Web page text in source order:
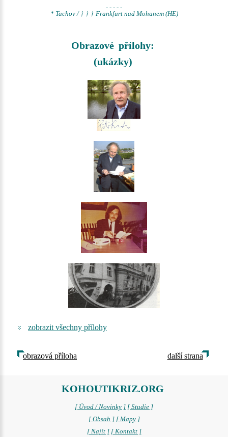
- - - - -
* Tachov / † † † Frankfurt nad Mohanem (HE)
Obrazové přílohy:
(ukázky)
zobrazit všechny přílohy
obrazová příloha další strana
KOHOUTIKRIZ.ORG
[ Úvod / Novinky ] [ Studie ]
[ Obsah ] [ Mapy ]
[ Najít ] [ Kontakt ]